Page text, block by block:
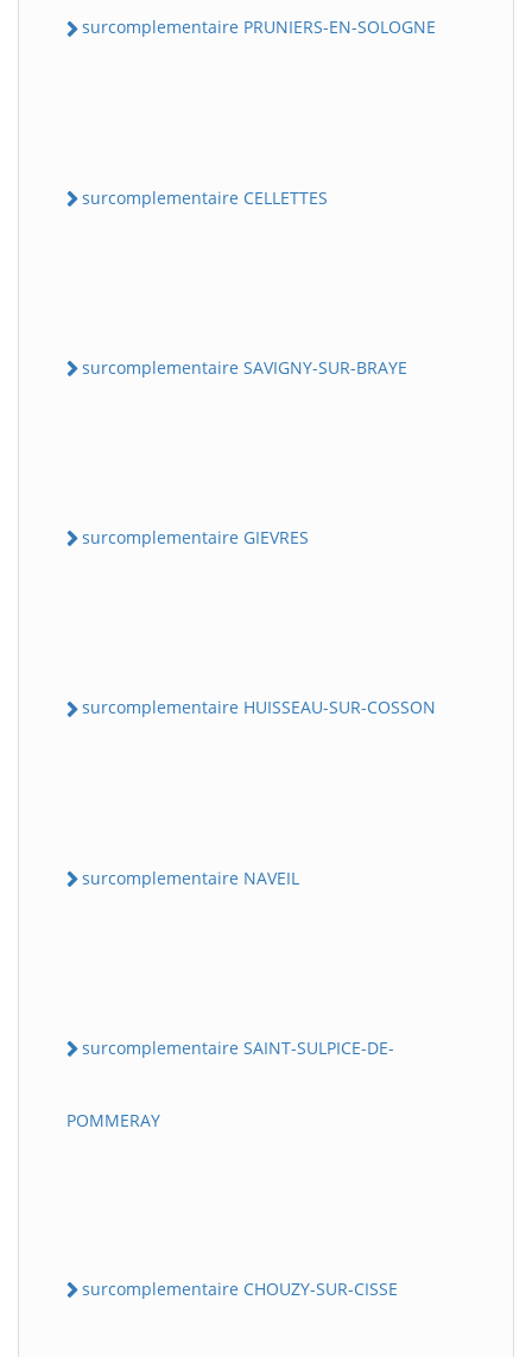
surcomplementaire PRUNIERS-EN-SOLOGNE
surcomplementaire CELLETTES
surcomplementaire SAVIGNY-SUR-BRAYE
surcomplementaire GIEVRES
surcomplementaire HUISSEAU-SUR-COSSON
surcomplementaire NAVEIL
surcomplementaire SAINT-SULPICE-DE-
POMMERAY
surcomplementaire CHOUZY-SUR-CISSE